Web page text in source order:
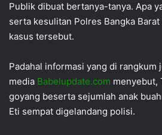
Publik dibuat bertanya-tanya. Apa
serta kesulitan Polres Bangka
kasus tersebut.
Padahal informasi yang di rangkum
media Babelupdate.com menyebut,
goyang beserta sejumlah anak
Eti sempat digelandang polisi.